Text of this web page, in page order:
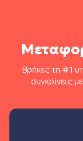
Βρήκες τη #1
συγκρίνεις